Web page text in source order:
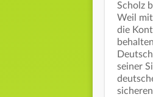
Scholz
Weil
die
seiner